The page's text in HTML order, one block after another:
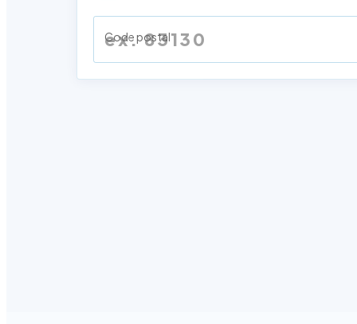
Code postal